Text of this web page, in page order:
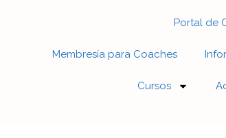
Portal de
Membresía para Coaches
Cursos